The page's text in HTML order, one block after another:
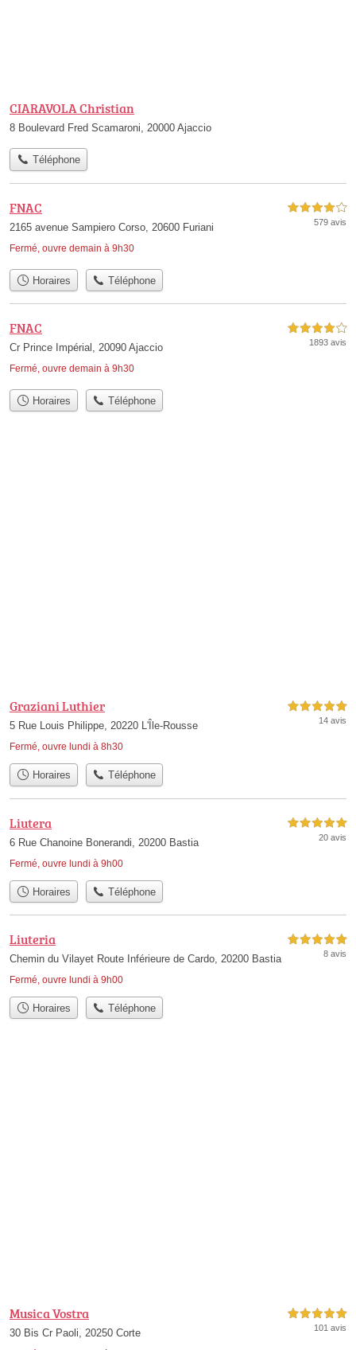
CIARAVOLA Christian
8 Boulevard Fred Scamaroni, 20000 Ajaccio
Téléphone
FNAC
2165 avenue Sampiero Corso, 20600 Furiani
Fermé, ouvre demain à 9h30
4,0 étoiles sur 5
579 avis
Horaires Téléphone
FNAC
Cr Prince Impérial, 20090 Ajaccio
Fermé, ouvre demain à 9h30
4,0 étoiles sur 5
1893 avis
Horaires Téléphone
Graziani Luthier
5 Rue Louis Philippe, 20220 L'Île-Rousse
Fermé, ouvre lundi à 8h30
5,0 étoiles sur 5
14 avis
Horaires Téléphone
Liutera
6 Rue Chanoine Bonerandi, 20200 Bastia
Fermé, ouvre lundi à 9h00
5,0 étoiles sur 5
20 avis
Horaires Téléphone
Liuteria
Chemin du Vilayet Route Inférieure de Cardo, 20200 Bastia
Fermé, ouvre lundi à 9h00
5,0 étoiles sur 5
8 avis
Horaires Téléphone
Musica Vostra
30 Bis Cr Paoli, 20250 Corte
5,0 étoiles sur 5
101 avis